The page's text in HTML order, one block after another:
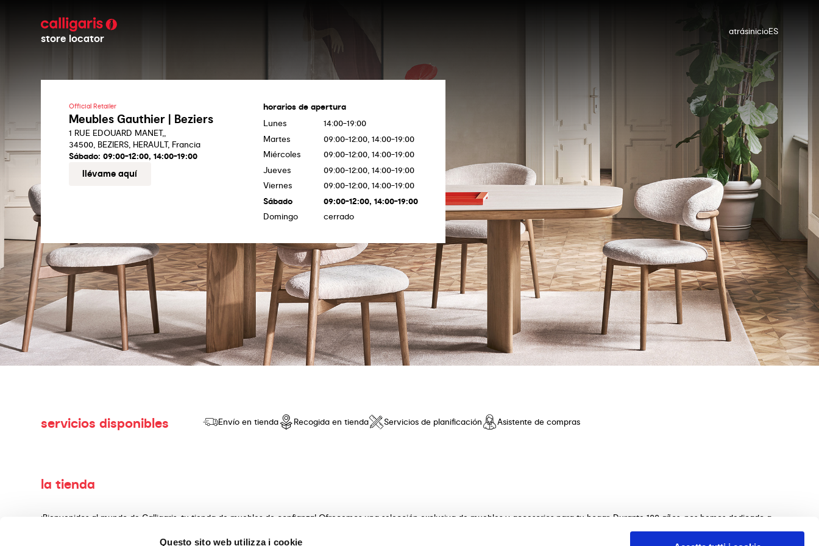
Questo sito web utilizza i cookie
store locator
atrásinicioES
Official Retailer
Meubles Gauthier | Beziers
1 RUE EDOUARD MANET,,
34500, BEZIERS, HERAULT, Francia
Sábado: 09:00-12:00, 14:00-19:00
llévame aquí
horarios de apertura
Lunes
14:00-19:00
Martes
09:00-12:00, 14:00-19:00
Miércoles
09:00-12:00, 14:00-19:00
Jueves
09:00-12:00, 14:00-19:00
Viernes
09:00-12:00, 14:00-19:00
Sábado
09:00-12:00, 14:00-19:00
Domingo
cerrado
servicios disponibles Envío en tienda Recogida en tienda Servicios de planificación Asistente de compras
la tienda
¡Bienvenidos al mundo de Calligaris, tu tienda de muebles de confianza! Ofrecemos una selección exclusiva de muebles y accesorios para tu hogar. Durante 100 años, nos hemos dedicado a
producir y vender productos de alta calidad, con un diseño innovador y una comodidad sin iguales. Descubre nuestras colecciones de mesas, sillas, camas, sofás y complementos de